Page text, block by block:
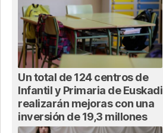
Un total de 124 centros de
Infantil y Primaria de Euskadi
realizarán mejoras con una
inversión de 19,3 millones